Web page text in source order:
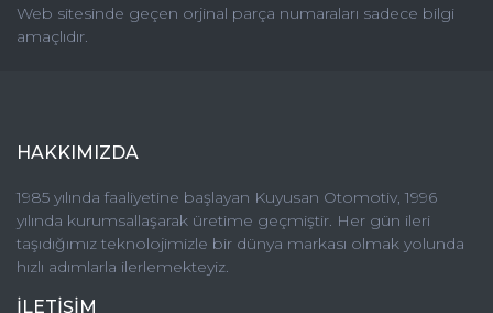
Web sitesinde geçen orjinal parça numaraları sadece bilgi
amaçlıdır.
HAKKIMIZDA
1985 yılında faaliyetine başlayan Kuyusan Otomotiv, 1996
yılında kurumsallaşarak üretime geçmiştir. Her gün ileri
taşıdığımız teknolojimizle bir dünya markası olmak yolunda
hızlı adımlarla ilerlemekteyiz.
İLETİŞİM